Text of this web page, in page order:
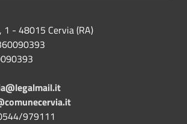
1 - 48015 Cervia (RA)
979111